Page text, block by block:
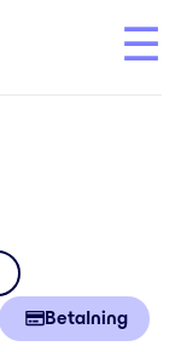
Betalning